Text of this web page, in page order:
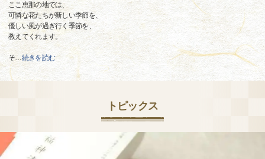
ここ恵那の地では、
可憐な花たちが新しい季節を、
優しい風が過ぎ行く季節を、
教えてくれます。
そ…続きを読む
トピックス